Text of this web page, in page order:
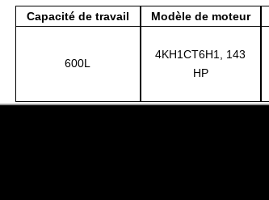
Capacité de travail Modèle de moteur
600L
4KH1CT6H1, 143
HP